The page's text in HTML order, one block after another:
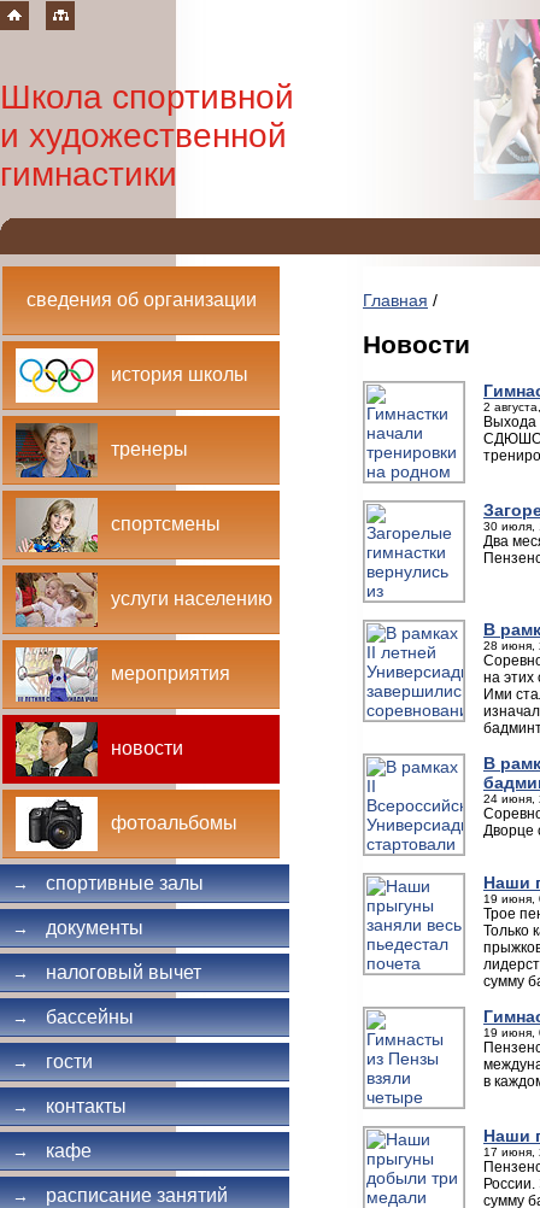
Школа спортивной
и художественной
гимнастики
сведения об организации
история школы
тренеры
спортсмены
услуги населению
мероприятия
новости
фотоальбомы
→ спортивные залы
→ документы
→ налоговый вычет
→ бассейны
→ гости
→ контакты
→ кафе
→ расписание занятий
Главная /
Новости
2
Выхода
СДЮШОР
30 июля,
Два
В
28 июня,
на
Ими
В
24 июня,
Дворце
Наши
19 июня,
Трое
Только
сумму
19 июня,
в
Наши
17 июня,
сумму